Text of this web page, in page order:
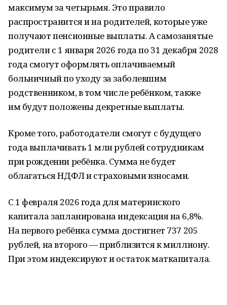
максимум за четырьмя. Это правило
распространится и на родителей, которые уже
получают пенсионные выплаты. А самозанятые
родители с 1 января 2026 года по 31 декабря 2028
года смогут оформлять оплачиваемый
больничный по уходу за заболевшим
родственником, в том числе ребёнком, также
им будут положены декретные выплаты.
Кроме того, работодатели смогут с будущего
года выплачивать 1 млн рублей сотрудникам
при рождении ребёнка. Сумма не будет
облагаться НДФЛ и страховыми взносами.
С 1 февраля 2026 года для материнского
капитала запланирована индексация на 6,8%.
На первого ребёнка сумма достигнет 737 205
рублей, на второго — приблизится к миллиону.
При этом индексируют и остаток маткапитала.